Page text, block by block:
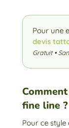
Pour une
devis
Gratuit •
fine line ?
Pour ce style